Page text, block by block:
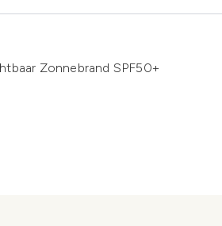
Zonnebrand SPF50+